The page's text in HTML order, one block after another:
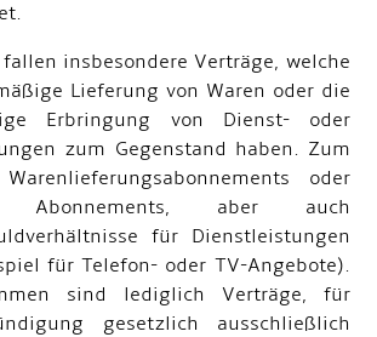
insbesondere Verträge, welche
Lieferung von Waren oder die
Erbringung von Dienst- oder
zum Gegenstand haben. Zum
oder
Abonnements, aber auch
für Dienstleistungen
für Telefon- oder TV-Angebote).
sind lediglich Verträge, für
gesetzlich ausschließlich